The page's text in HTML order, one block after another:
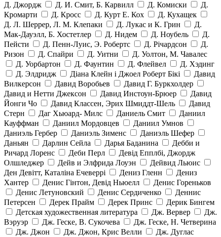
Д. Джордж
Д. И. Смит, Б. Карвилл Д. Комиски
Д.
Кромарти
Д. Кросс Д. Курт Е. Кох
Д. Кухащек
Д. Л. Шеррер, Л. М. Клепаки
Д. Лукас и К. Грин
Д.
Мак-Дауэлл, Б. Хостетлер
Д. Нидем Д. Ноубель
Д.
Пейсти
Д. Пенн-Луис, Э. Робертс Д. Річардсон
Д.
Ризон
Д. Спайри Д. Уитни
Д. Уолтон, М. Чавалес
Д. Уорбартон
Д. Фаунтин Д. Флейвел
Д. Хэдинг
Д. Элдридж
Діана Клейн і Джоел Роберт Бікі
Давид
Вилкерсон
Давид Воробьев
Давид Г. Буркхолдер
Давид и Нетти Джексон
Давид Инстоун-Брюер
Давид
Йонги Чо
Давид Классен, Эрих Шмиддт-Шель
Давид
Стерн
Даг Хьюард- Милс Даниель Смит
Даниил
Кауффман
Даниил Мордовцев
Даниил Умнов
Даниэль Гербер
Даниэль Зименс
Даниэль Шефер
Даньян
Дарлин Сейла Дарья Баданина
Дебби и
Ричард Лоренс
Деби Перл
Девід Епплбі, Джордж
Олшледжер
Дейв и Элфрида Лоуэн
Дейвид Льюис
Ден Девітт, Каталіна Ечеверрі
Дениз Гленн
Дениз
Хантер
Денис Гінтон, Девід Ньюелл
Денис Гореньков
Денис Летуновский
Денис Сердиченко
Деннис
Петерсен
Дерек Прайм Дерек Принс
Дерик Бингем
Детская художественная литература
Дж. Вервер
Дж.
Вэруэр
Дж. Геске, В. Сукочева
Дж. Геске, Н. Четверина
Дж. Джон
Дж. Джон, Крис Велли
Дж. Дуглас